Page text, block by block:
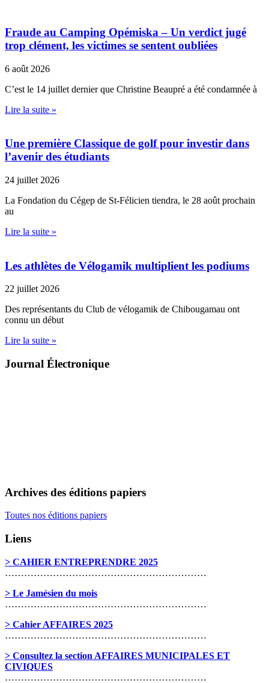
Fraude au Camping Opémiska – Un verdict jugé
trop clément, les victimes se sentent oubliées
6 août 2026
C’est le 14 juillet dernier que Christine Beaupré a été condamnée à
Lire la suite »
Une première Classique de golf pour investir dans
l’avenir des étudiants
24 juillet 2026
La Fondation du Cégep de St-Félicien tiendra, le 28 août prochain
au
Lire la suite »
Les athlètes de Vélogamik multiplient les podiums
22 juillet 2026
Des représentants du Club de vélogamik de Chibougamau ont
connu un début
Lire la suite »
Journal Électronique
Archives des éditions papiers
Toutes nos éditions papiers
Liens
> CAHIER ENTREPRENDRE 2025
………………………………………………………
> Le Jamésien du mois
………………………………………………………
> Cahier AFFAIRES 2025
………………………………………………………
> Consultez la section AFFAIRES MUNICIPALES ET
CIVIQUES
………………………………………………………